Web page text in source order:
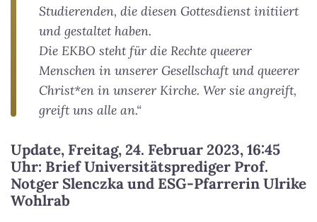
Studierenden, die diesen Gottesdienst initiiert
und gestaltet haben.
Die EKBO steht für die Rechte queerer
Menschen in unserer Gesellschaft und queerer
Christ*en in unserer Kirche. Wer sie angreift,
greift uns alle an.“
Update, Freitag, 24. Februar 2023, 16:45
Uhr: Brief Universitätsprediger Prof.
Notger Slenczka und ESG-Pfarrerin Ulrike
Wohlrab